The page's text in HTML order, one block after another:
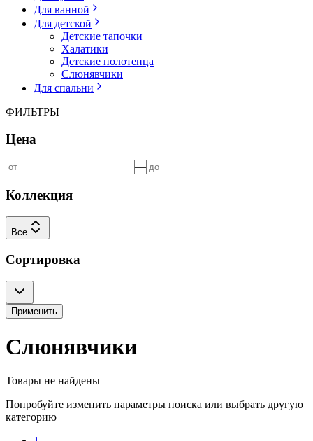
Для ванной
Для детской
Детские тапочки
Халатики
Детские полотенца
Слюнявчики
Для спальни
ФИЛЬТРЫ
Цена
—
Коллекция
Все
Сортировка
Применить
Слюнявчики
Товары не найдены
Попробуйте изменить параметры поиска или выбрать другую
категорию